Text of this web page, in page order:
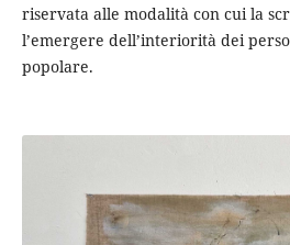
riservata alle modalità con cui la
l’emergere dell’interiorità dei
popolare.